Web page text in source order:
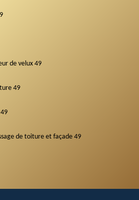
de velux 49
49
de toiture et façade 49